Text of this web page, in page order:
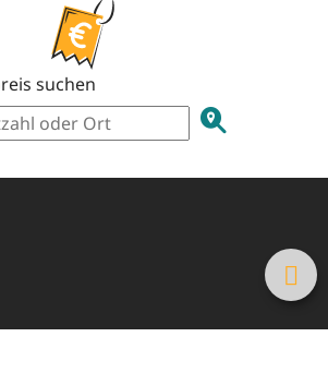
suchen